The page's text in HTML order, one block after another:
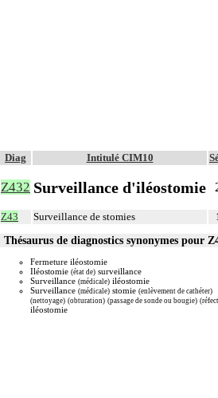
Diag Intitulé CIM10
Z432 Surveillance d'iléostomie
Z43 Surveillance de stomies
Thésaurus de diagnostics synonymes pour
Fermeture iléostomie
Iléostomie (état de) surveillance
Surveillance (médicale) iléostomie
Surveillance (médicale) stomie (enlèvement de cathéter)
(nettoyage) (obturation) (passage de sonde ou bougie)
iléostomie